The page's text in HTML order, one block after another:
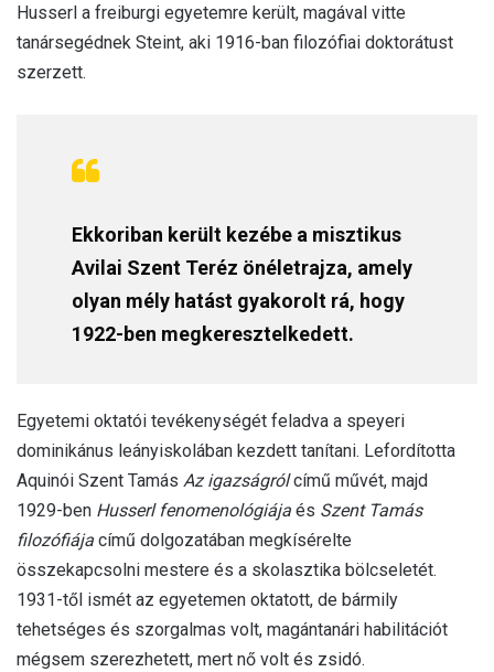
Husserl a freiburgi egyetemre került, magával vitte
tanársegédnek Steint, aki 1916-ban filozófiai doktorátust
szerzett.
Ekkoriban került kezébe a misztikus
Avilai Szent Teréz önéletrajza, amely
olyan mély hatást gyakorolt rá, hogy
1922-ben megkeresztelkedett.
Egyetemi oktatói tevékenységét feladva a speyeri
dominikánus leányiskolában kezdett tanítani. Lefordította
Aquinói Szent Tamás Az igazságrólcímű művét, majd
1929-ben Husserl fenomenológiája és Szent Tamás
filozófiája című dolgozatában megkísérelte
összekapcsolni mestere és a skolasztika bölcseletét.
1931-től ismét az egyetemen oktatott, de bármily
tehetséges és szorgalmas volt, magántanári habilitációt
mégsem szerezhetett, mert nő volt és zsidó.